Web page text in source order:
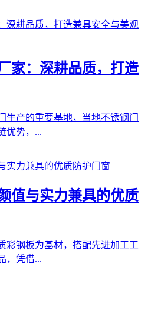
家：深耕品质，打造
生产的重要基地，当地不锈钢门
优势，...
值与实力兼具的优质
彩钢板为基材，搭配先进加工工
，凭借...